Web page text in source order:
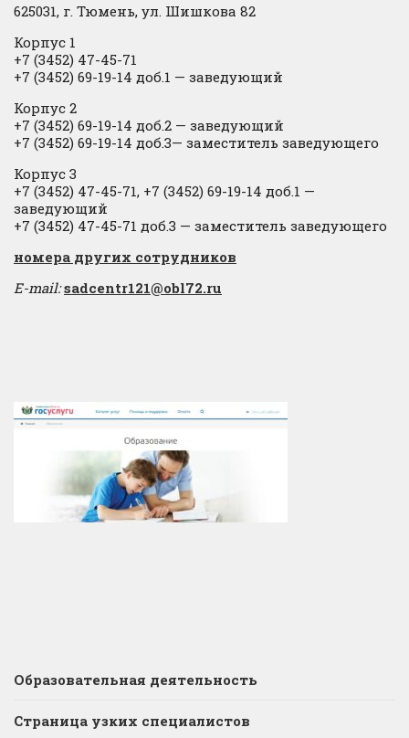
625031, г. Тюмень, ул. Шишкова 82
Корпус 1
+7 (3452) 47-45-71
+7 (3452) 69-19-14 доб.1 — заведующий
Корпус 2
+7 (3452) 69-19-14 доб.2 — заведующий
+7 (3452) 69-19-14 доб.3— заместитель заведующего
Корпус 3
+7 (3452) 47-45-71, +7 (3452) 69-19-14 доб.1 —
заведующий
+7 (3452) 47-45-71 доб.3 — заместитель заведующего
​номера других сотрудников
E-mail: sadcentr121@obl72.ru
Образовательная деятельность
Страница узких специалистов